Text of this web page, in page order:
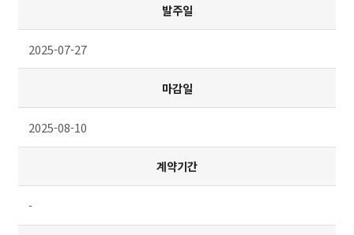
발주일
2025-07-27
마감일
2025-08-10
계약기간
-